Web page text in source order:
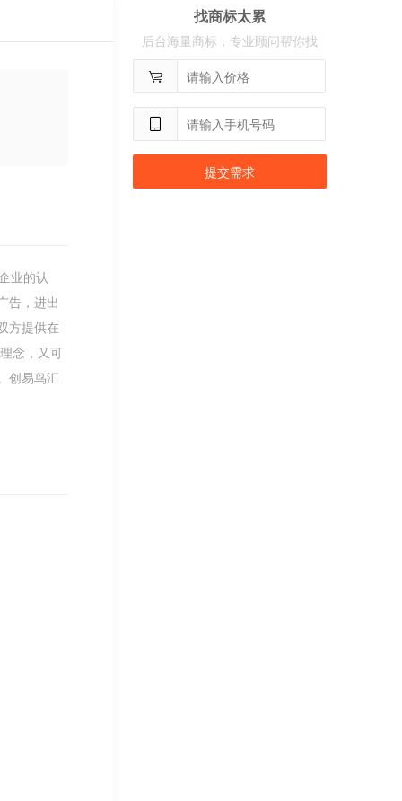
用户 c**2购买 沃百分
业的认
告，进出
方提供在
念，又可
创易鸟汇
找商标太累
后台海量商标，专业顾问帮你找
提交需求